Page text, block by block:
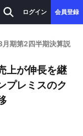
ログイン 会員登録
期第2四半期決算説
上が伸長を継
プレミスのク